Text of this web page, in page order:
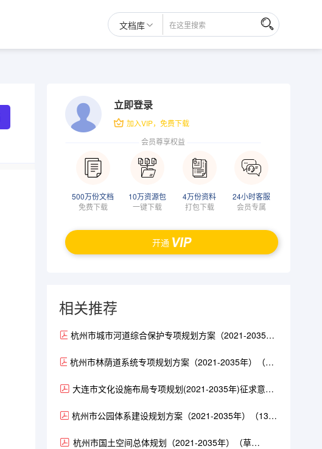
文档库
立即登录
加入VIP，免费下载
会员尊享权益
500万份文档
免费下载
10万资源包
一键下载
4万份资料
打包下载
24小时客服
会员专属
开通
相关推荐
杭州市城市河道综合保护专项规划方案（2021-2035
杭州市林荫道系统专项规划方案（2021-2035年）（评
大连市文化设施布局专项规划(2021-2035年)征求意见
杭州市公园体系建设规划方案（2021-2035年）（132
杭州市国土空间总体规划（2021-2035年）（草